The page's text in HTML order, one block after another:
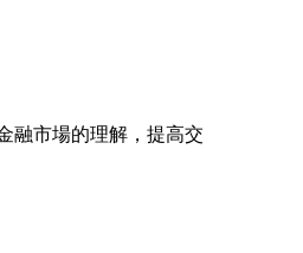
融市場的理解，提高交